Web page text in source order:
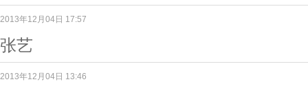
2013年12月04日 17:57
张艺
2013年12月04日 13:46